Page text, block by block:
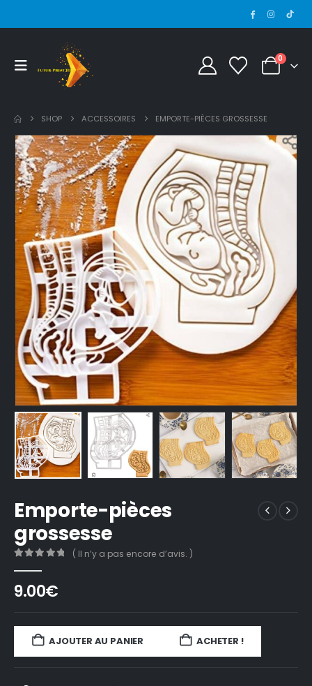
0
SHOP ACCESSOIRES EMPORTE-PIÈCES GROSSESSE
Emporte-pièces
grossesse
( Il n’y a pas encore d’avis. )
9.00€
AJOUTER AU PANIER ACHETER !